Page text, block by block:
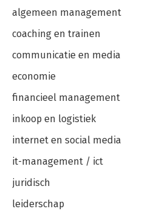
algemeen management
coaching en trainen
communicatie en media
economie
financieel management
inkoop en logistiek
internet en social media
it-management / ict
juridisch
leiderschap